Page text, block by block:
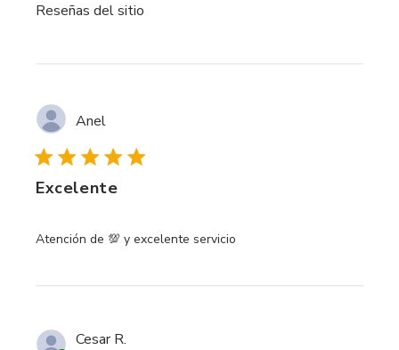
Reseñas del sitio
Anel
Excelente
Atención de 💯 y excelente servicio
read more about review content
Cesar R.